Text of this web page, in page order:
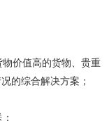
价值高的货物、贵重
的综合解决方案；